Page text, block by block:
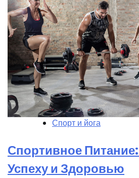
Спорт и йога
Спортивное
Успеху и Здоровью